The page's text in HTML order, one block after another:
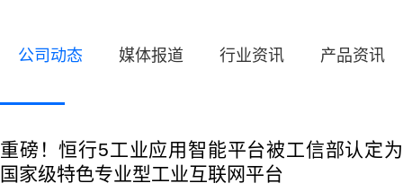
公司动态 媒体报道 行业资讯 产品资讯
重磅！恒行5工业应用智能平台被工信部认定为
国家级特色专业型工业互联网平台